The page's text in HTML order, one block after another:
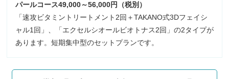
パールコース49,000～56,000円（税別）
「速攻ビタミントリートメント2回＋TAKANO式3Dフェイシ
ャル1回」、「エクセルシオールビオトナス2回」の2タイプが
あります。短期集中型のセットプランです。